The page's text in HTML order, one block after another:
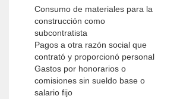
Consumo de materiales para la
construcción como
subcontratista
Pagos a otra razón social que
contrató y proporcionó personal
Gastos por honorarios o
comisiones sin sueldo base o
salario fijo